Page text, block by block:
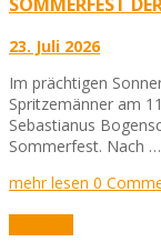
23. Juli 2026
Im prächtigen
Spritzemänner am
Sebastianus
Sommerfest. Nach …
mehr lesen 0